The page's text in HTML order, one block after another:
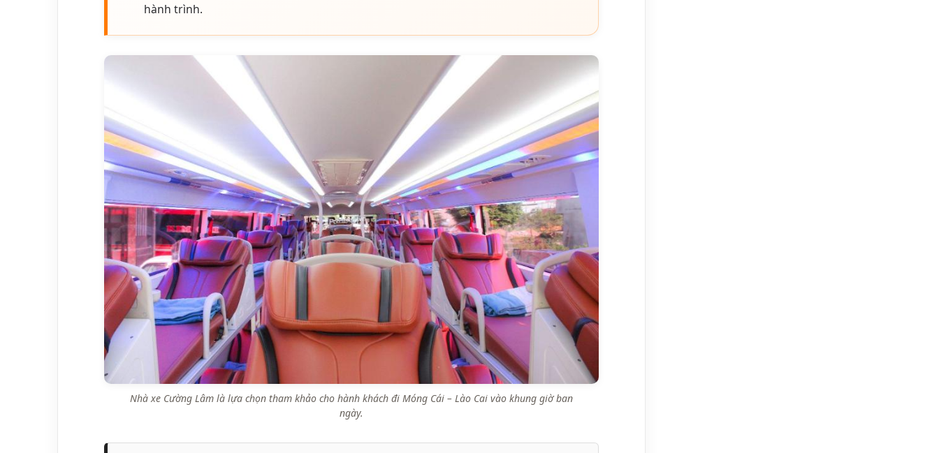
hành trình.
Nhà xe Cường Lâm là lựa chọn tham khảo cho hành khách đi Móng Cái – Lào Cai vào khung giờ ban
ngày.